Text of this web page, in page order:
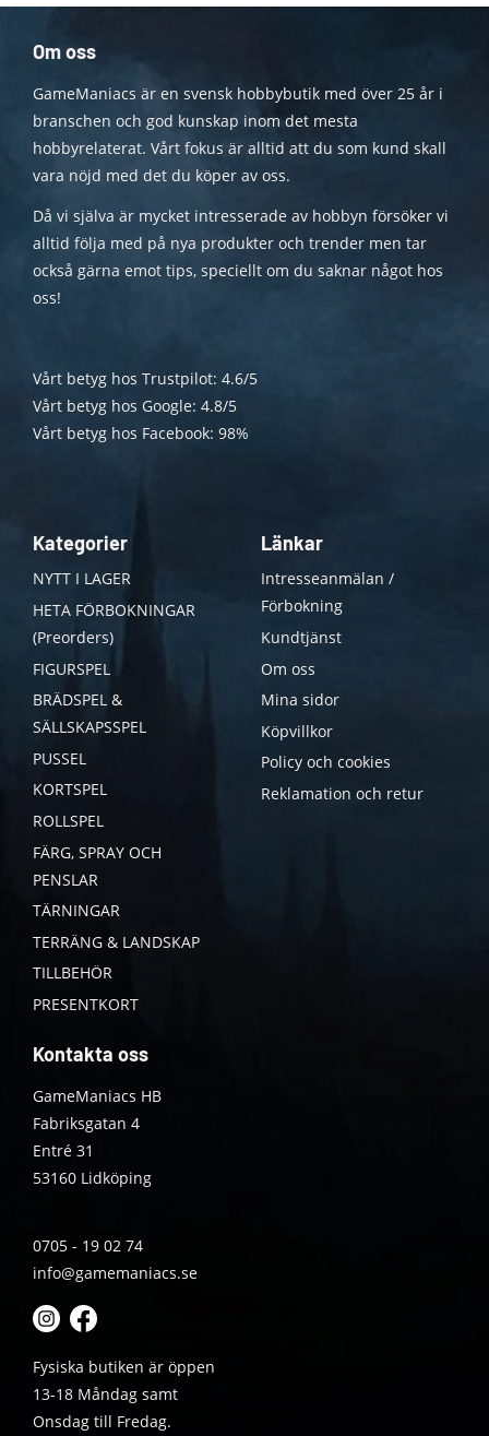
Om oss
GameManiacs är en svensk hobbybutik med över 25 år i
branschen och god kunskap inom det mesta
hobbyrelaterat. Vårt fokus är alltid att du som kund skall
vara nöjd med det du köper av oss.
Då vi själva är mycket intresserade av hobbyn försöker vi
alltid följa med på nya produkter och trender men tar
också gärna emot tips, speciellt om du saknar något hos
oss!
Vårt betyg hos Trustpilot: 4.6/5
Vårt betyg hos Google: 4.8/5
Vårt betyg hos Facebook: 98%
Kategorier
NYTT I LAGER
HETA FÖRBOKNINGAR
(Preorders)
FIGURSPEL
BRÄDSPEL &
SÄLLSKAPSSPEL
PUSSEL
KORTSPEL
ROLLSPEL
FÄRG, SPRAY OCH
PENSLAR
TÄRNINGAR
TERRÄNG & LANDSKAP
TILLBEHÖR
PRESENTKORT
Länkar
Intresseanmälan /
Förbokning
Kundtjänst
Om oss
Mina sidor
Köpvillkor
Policy och cookies
Reklamation och retur
Kontakta oss
GameManiacs HB
Fabriksgatan 4
Entré 31
53160 Lidköping
0705 - 19 02 74
info@gamemaniacs.se
Fysiska butiken är öppen
13-18 Måndag samt
Onsdag till Fredag.